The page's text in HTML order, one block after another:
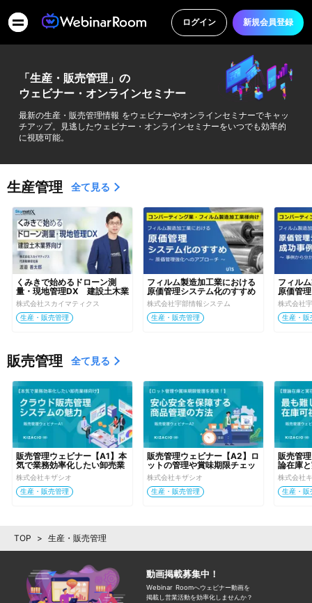
ログイン 新規会員登録
「生産・販売管理」の
ウェビナー・オンラインセミナー
最新の生産・販売管理情報 をウェビナーやオンラインセミナーでキャッ
チアップ。見逃したウェビナー・オンラインセミナーをいつでも効率的
に視聴可能。
生産管理 全て見る
くみきで始めるドローン測
量・現地管理DX　建設土木業
界向け
株式会社スカイマティクス
生産・販売管理
フィルム製造加工業における
原価管理システム化のすすめ
～原価管理強化へのアプロー
チ～
株式会社宇部情報システム
生産・販売管理
フィル
原価管
ご紹介
テム化
株式会社
生産・販
販売管理 全て見る
販売管理ウェビナー【A1】本
気で業務効率化したい卸売業
の皆様が知っておきたいクラ
ウド販売管理システムの魅力
株式会社キザシオ
生産・販売管理
販売管理ウェビナー【A2】ロ
ットの管理や賞味期限チェッ
クなんて無理！では通用しな
い時代の解決策
株式会社キザシオ
生産・販売管理
販売管
論在庫
ていま
要な課
株式会社
生産・販
TOP > 生産・販売管理
動画掲載募集中！
Webinar Roomへウェビナー動画を
掲載し 営業活動を効率化しませんか？